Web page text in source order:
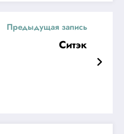
Предыдущая запись
Ситэк